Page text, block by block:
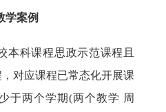
学案例
本科课程思政示范课程且
对应课程已常态化开展课
于两个学期(两个教学 周